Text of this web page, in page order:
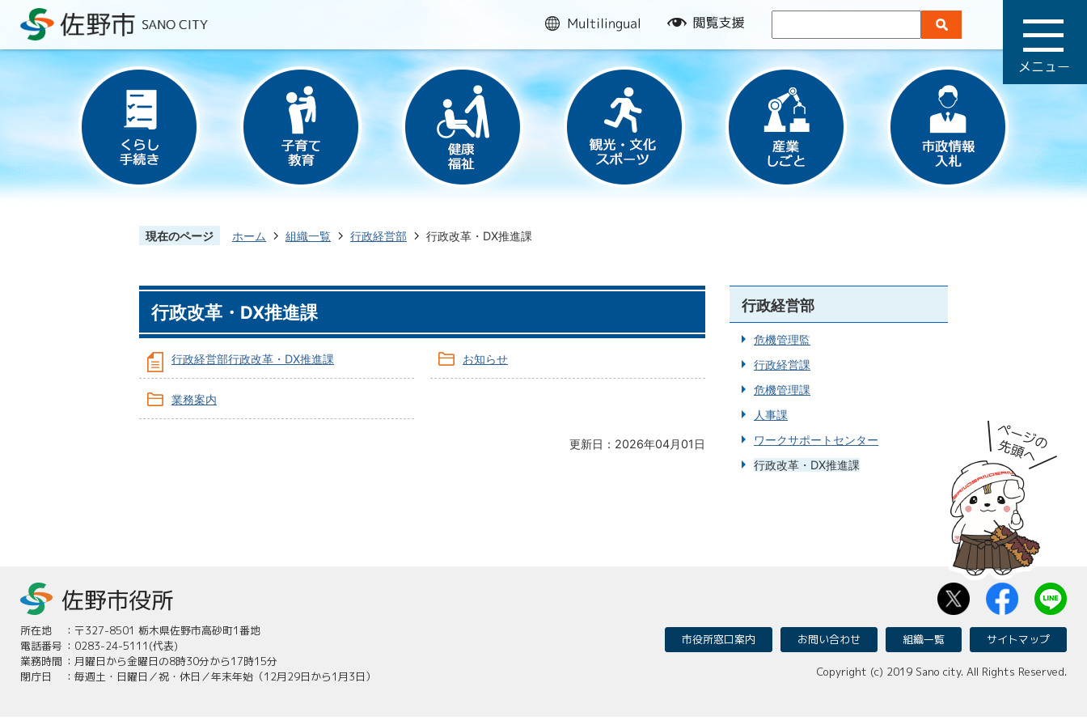
multilingual
閲
援
現在のページ ホーム 組織一覧 行政経営部 行政改革・DX推進課
行政改革・DX推進課
行政経営部行政改革・DX推進課 お知らせ
業務案内
更新日：2026年04月01日
行政経営部
危機管理監
行政経営課
危機管理課
人事課
ワークサポートセンター
行政改革・DX推進課
所在地 ： 〒327-8501 栃木県佐野市高砂町1番地
電話番号 ： 0283-24-5111(代表)
業務時間 ： 月曜日から金曜日の8時30分から17時15分
閉庁日
： 毎週土・日曜日／祝・休日／年末年始（12月29日から1月3日）
市役所窓口案内 お問い合わせ 組織一覧 サイトマップ
Copyright (c) 2019 Sano city. All Rights Reserved.